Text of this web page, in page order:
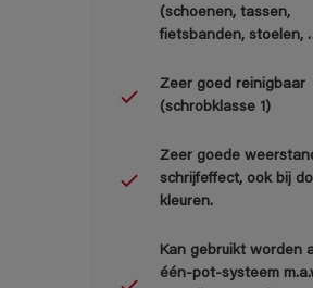
(schoenen, tassen,
fietsbanden, stoelen,
Zeer goed reinigbaar
(schrobklasse 1)
Zeer goede
schrijfeffect, ook bij
kleuren.
Kan gebruikt worden
één-pot-systeem